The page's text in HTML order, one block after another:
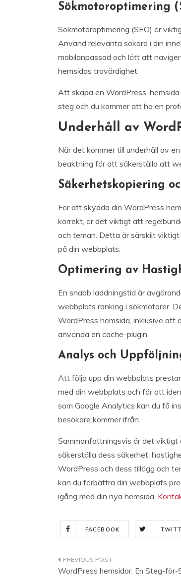
Sökmotoroptimering
Sökmotoroptimering (SEO) är
Använd relevanta sökord i din
mobilanpassad och lätt att
hemsidas trovärdighet.
Att skapa en WordPress-hemsida
steg och du kommer att ha en
Underhåll av
När det kommer till underhåll av
beaktning för att säkerställa att
Säkerhetskopiering
För att skydda din WordPress
korrekt, är det viktigt att
och teman. Detta är särskilt
på din webbplats.
Optimering av
En snabb laddningstid är
webbplats ranking i sökmotorer.
WordPress hemsida, inklusive att
använda en cache-plugin.
Analys och
Att följa upp din webbplats
med din webbplats och för att
som Google Analytics kan du få
besökare kommer ifrån.
Sammanfattningsvis är det viktigt
säkerställa dess säkerhet,
WordPress och dess tillägg och
kan du förbättra din webbplats
igång med din nya hemsida.
FACEBOOK
Indlægsnavigation
WordPress hemsidor: En Steg-för-